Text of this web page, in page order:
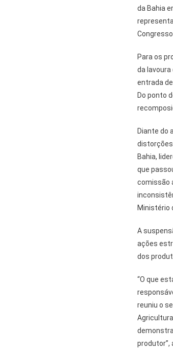
da Bahia
Para os
da
entrada
Do ponto
Diante do
distorções
Bahia,
que
comissão
Ministério
A
ações
dos
“O que
reuniu o
produtor”,